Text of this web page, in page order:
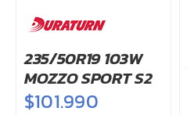
235/50R19 103W
MOZZO SPORT S2
$101.990